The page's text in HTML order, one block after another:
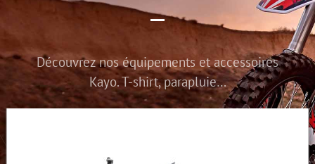
Découvrez nos équipements et accessoires
Kayo. T-shirt, parapluie…